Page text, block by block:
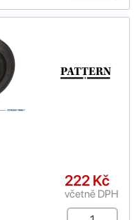
222 Kč
včetně DPH